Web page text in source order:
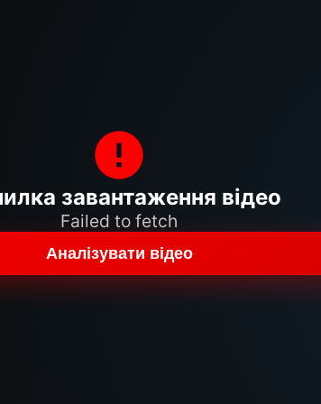
завантаження відео
Failed to fetch
Аналізувати відео